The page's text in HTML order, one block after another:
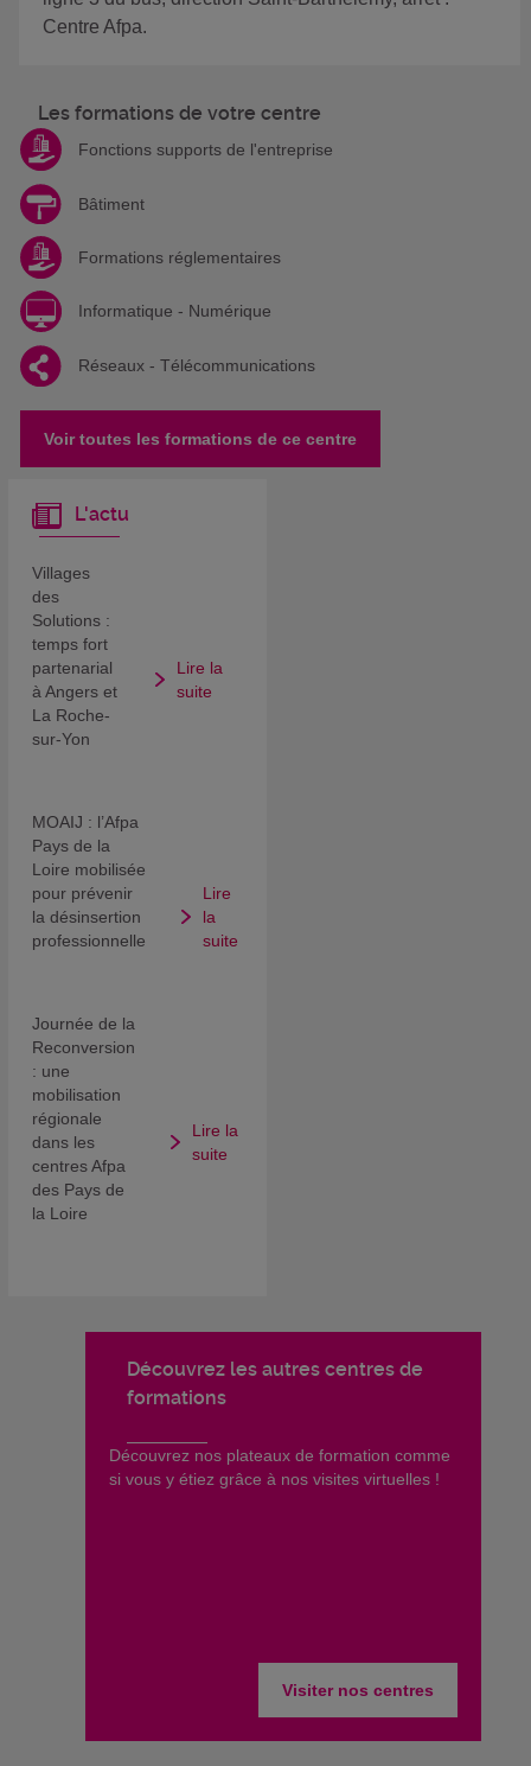
Centre Afpa.
Les formations de votre centre
Fonctions supports de l'entreprise
Bâtiment
Formations réglementaires
Informatique - Numérique
Réseaux - Télécommunications
Voir toutes les formations de ce centre
L'actu
Villages
des
Solutions :
temps fort
partenarial
à Angers et
La Roche-
sur-Yon
Lire la
suite
MOAIJ : l’Afpa
Pays de la
Loire mobilisée
pour prévenir
la désinsertion
professionnelle
Lire
la
suite
Journée de la
Reconversion
: une
mobilisation
régionale
dans les
centres Afpa
des Pays de
la Loire
Lire la
suite
Découvrez les autres centres de
formations
​Découvrez nos plateaux de formation comme
si vous y étiez grâce à nos visites virtuelles !
Visiter nos centres